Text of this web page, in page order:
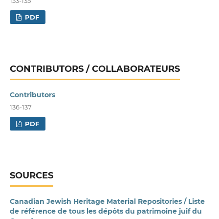
PDF
CONTRIBUTORS / COLLABORATEURS
Contributors
136-137
PDF
SOURCES
Canadian Jewish Heritage Material Repositories / Liste
de référence de tous les dépôts du patrimoine juif du